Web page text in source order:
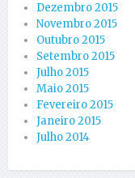
Dezembro 2015
Novembro 2015
Outubro 2015
Setembro 2015
Julho 2015
Maio 2015
Fevereiro 2015
Janeiro 2015
Julho 2014